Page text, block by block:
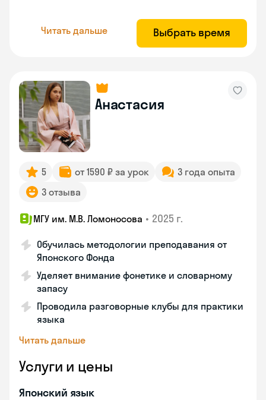
Читать дальше Выбрать время
Анастасия
5 от 1590 ₽ за урок
3 года опыта
3 отзыва
МГУ им. М.В. Ломоносова • 2025 г.
Обучилась методологии преподавания от
Японского Фонда
Уделяет внимание фонетике и словарному
запасу
Проводила разговорные клубы для практики
языка
Читать дальше
Услуги и цены
Японский язык